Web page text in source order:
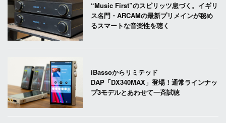
“Music First”のスピリッツ息づく。イギリ
ス名門・ARCAMの最新プリメインが秘め
るスマートな音楽性を聴く
iBassoからリミテッド
DAP「DX340MAX」登場！通常ラインナッ
プ3モデルとあわせて一斉試聴